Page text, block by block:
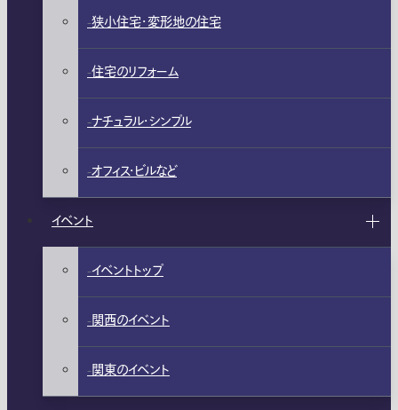
狭小住宅・変形地の住宅
住宅のリフォーム
ナチュラル・シンプル
オフィス・ビルなど
イベント
イベントトップ
関西のイベント
関東のイベント